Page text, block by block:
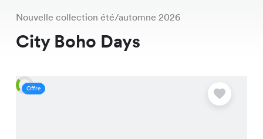
Nouvelle collection été/automne 2026
City Boho Days
Offre